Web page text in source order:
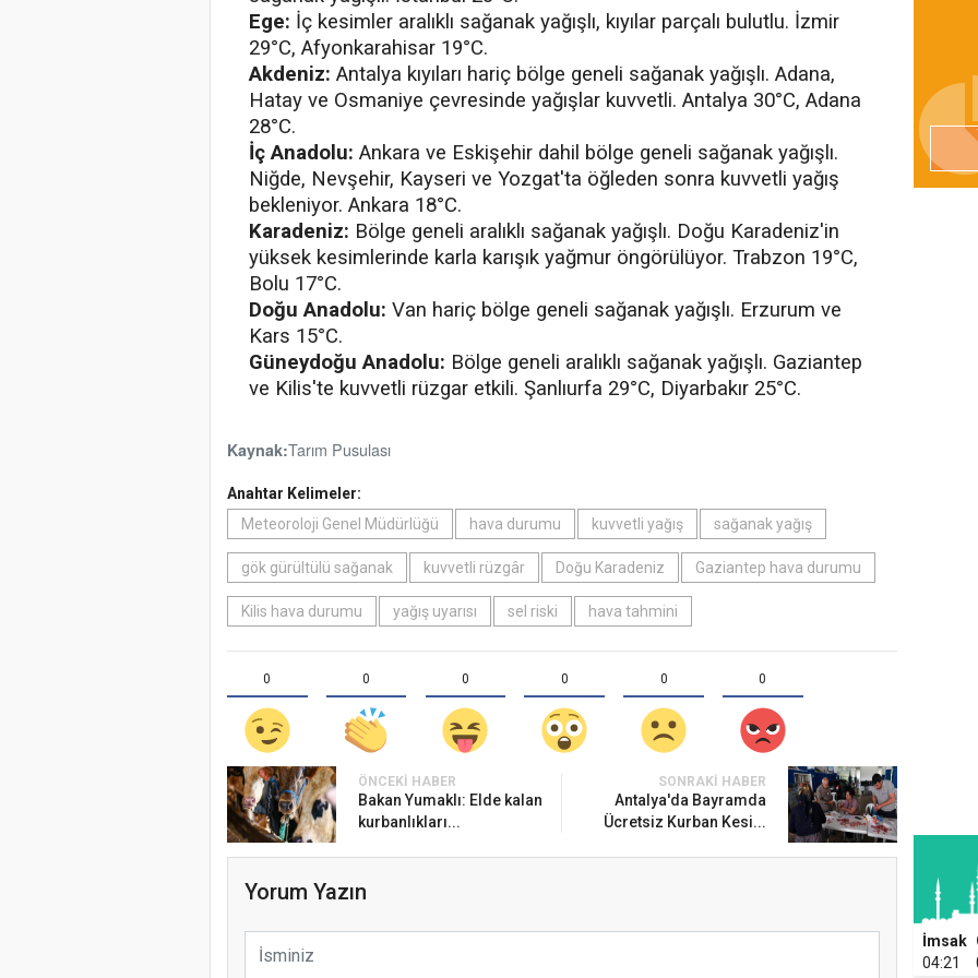
Ege: İç kesimler aralıklı sağanak yağışlı, kıyılar parçalı bulutlu. İzmir
29°C, Afyonkarahisar 19°C.
Akdeniz: Antalya kıyıları hariç bölge geneli sağanak yağışlı. Adana,
Hatay ve Osmaniye çevresinde yağışlar kuvvetli. Antalya 30°C, Adana
28°C.
İç Anadolu: Ankara ve Eskişehir dahil bölge geneli sağanak yağışlı.
Niğde, Nevşehir, Kayseri ve Yozgat'ta öğleden sonra kuvvetli yağış
bekleniyor. Ankara 18°C.
Karadeniz: Bölge geneli aralıklı sağanak yağışlı. Doğu Karadeniz'in
yüksek kesimlerinde karla karışık yağmur öngörülüyor. Trabzon 19°C,
Bolu 17°C.
Doğu Anadolu: Van hariç bölge geneli sağanak yağışlı. Erzurum ve
Kars 15°C.
Güneydoğu Anadolu: Bölge geneli aralıklı sağanak yağışlı. Gaziantep
ve Kilis'te kuvvetli rüzgar etkili. Şanlıurfa 29°C, Diyarbakır 25°C.
Kaynak:Tarım Pusulası
Anahtar Kelimeler:
Meteoroloji Genel Müdürlüğü
hava durumu kuvvetli yağış sağanak yağış
gök gürültülü sağanak kuvvetli rüzgâr Doğu Karadeniz Gaziantep hava durumu
Kilis hava durumu yağış uyarısı sel riski hava tahmini
0 0 0 0 0 0
ÖNCEKI HABER
Bakan Yumaklı: Elde kalan
kurbanlıkları...
SONRAKI HABER
Antalya'da Bayramda
Ücretsiz Kurban Kesi...
Yorum Yazın
İmsak
04:21